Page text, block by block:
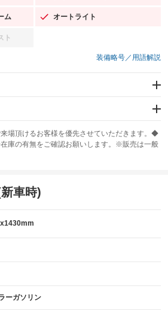
ム オートライト
：装備あり
ト
装備略号／用語解説
席/サイド
ABS
他
来場頂けるお客様を優先させていただきます。◆
庫の有無をご確認お願いします。※販売は一般
車時)
ーガソリン